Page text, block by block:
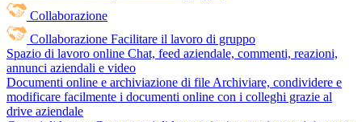
Collaborazione
Collaborazione Facilitare il lavoro di gruppo
Spazio di lavoro online Chat, feed aziendale, commenti, reazioni,
annunci aziendali e video
Documenti online e archiviazione di file Archiviare, condividere e
modificare facilmente i documenti online con i colleghi grazie al
drive aziendale